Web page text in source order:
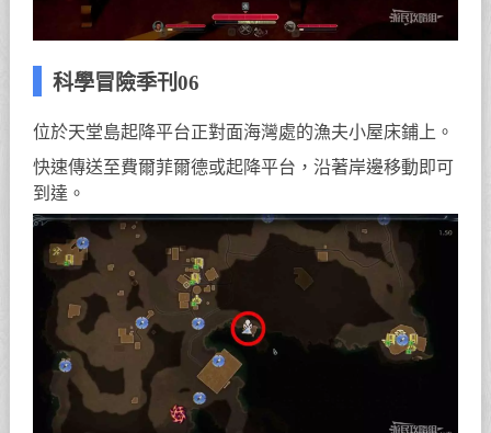
科學冒險季刊06
位於天堂島起降平台正對面海灣處的漁夫小屋床鋪上。
快速傳送至費爾菲爾德或起降平台，沿著岸邊移動即可
到達。